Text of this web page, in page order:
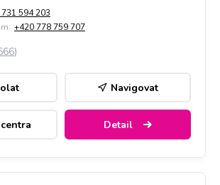
594 203
+420 778 759 707
)
Navigovat
Detail